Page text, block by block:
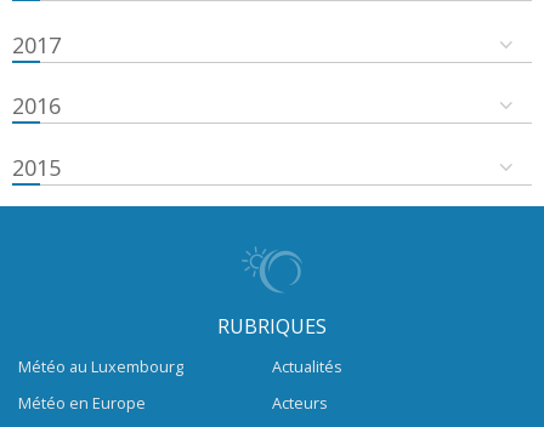
2017
2016
2015
RUBRIQUES
Météo au Luxembourg
Météo en Europe
Actualités
Acteurs